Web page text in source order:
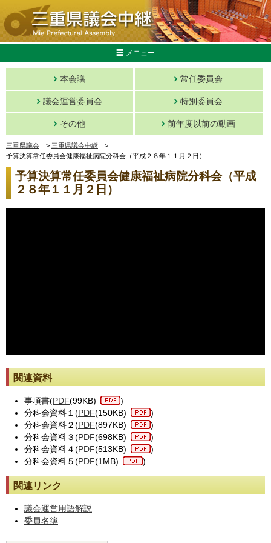
メニュー
本会議 常任委員会
議会運営委員会 特別委員会
その他 前年度以前の動画
三重県議会 > 三重県議会中継 >
予算決算常任委員会健康福祉病院分科会（平成２８年１１月２日）
予算決算常任委員会健康福祉病院分科会（平成
２８年１１月２日）
関連資料
事項書(PDF(99KB)
)
分科会資料１(PDF(150KB)
)
分科会資料２(PDF(897KB)
)
分科会資料３(PDF(698KB)
)
分科会資料４(PDF(513KB)
)
分科会資料５(PDF(1MB) )
関連リンク
議会運営用語解説
委員名簿